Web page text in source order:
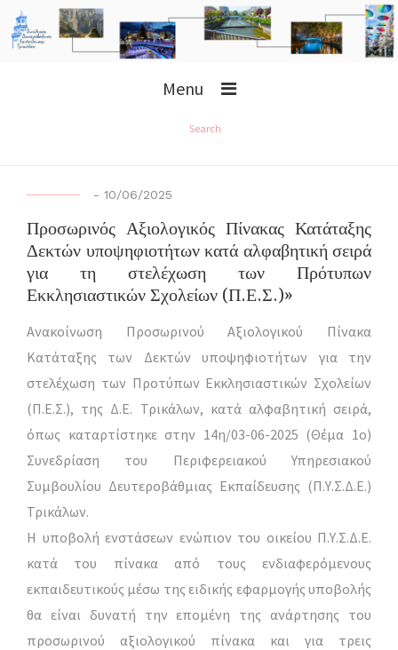
Menu
Search
- 10/06/2025
Προσωρινός Αξιολογικός Πίνακας Κατάταξης
Δεκτών υποψηφιοτήτων κατά αλφαβητική σειρά
για τη στελέχωση των Πρότυπων
Εκκλησιαστικών Σχολείων (Π.Ε.Σ.)»
Ανακοίνωση Προσωρινού Αξιολογικού Πίνακα
Κατάταξης των Δεκτών υποψηφιοτήτων για την
στελέχωση των Προτύπων Εκκλησιαστικών Σχολείων
(Π.Ε.Σ.), της Δ.Ε. Τρικάλων, κατά αλφαβητική σειρά,
όπως καταρτίστηκε στην 14η/03-06-2025 (Θέμα 1ο)
Συνεδρίαση του Περιφερειακού Υπηρεσιακού
Συμβουλίου Δευτεροβάθμιας Εκπαίδευσης (Π.Υ.Σ.Δ.Ε.)
Τρικάλων.
Η υποβολή ενστάσεων ενώπιον του οικείου Π.Υ.Σ.Δ.Ε.
κατά του πίνακα από τους ενδιαφερόμενους
εκπαιδευτικούς μέσω της ειδικής εφαρμογής υποβολής
θα είναι δυνατή την επομένη της ανάρτησης του
προσωρινού αξιολογικού πίνακα και για τρεις